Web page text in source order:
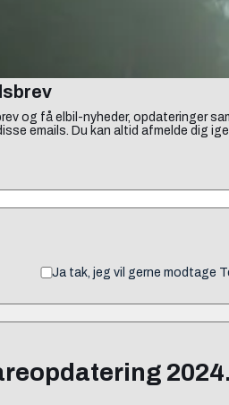
og få elbil-nyheder, opdateringer
emails. Du kan altid afmelde dig
Ja tak, jeg vil gerne modtage